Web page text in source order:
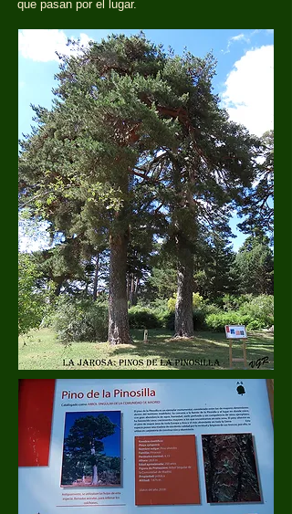
que pasan por el lugar.